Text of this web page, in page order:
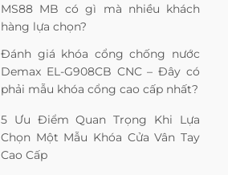
MS88 MB có gì mà nhiều khách
hàng lựa chọn?
Đánh giá khóa cổng chống nước
Demax EL-G908CB CNC – Đây có
phải mẫu khóa cổng cao cấp nhất?
5 Ưu Điểm Quan Trọng Khi Lựa
Chọn Một Mẫu Khóa Cửa Vân Tay
Cao Cấp